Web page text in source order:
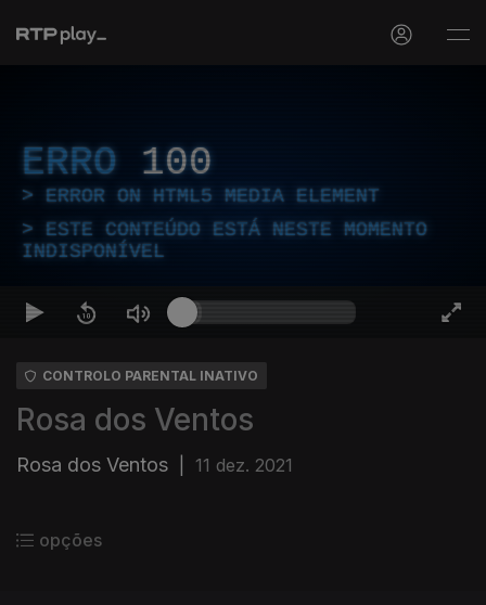
ERRO 100
ERROR ON HTML5 MEDIA ELEMENT
ESTE CONTEÚDO ESTÁ NESTE MOMENTO
INDISPONÍVEL
CONTROLO PARENTAL INATIVO
Rosa dos Ventos
Rosa dos Ventos 11 dez. 2021
opções